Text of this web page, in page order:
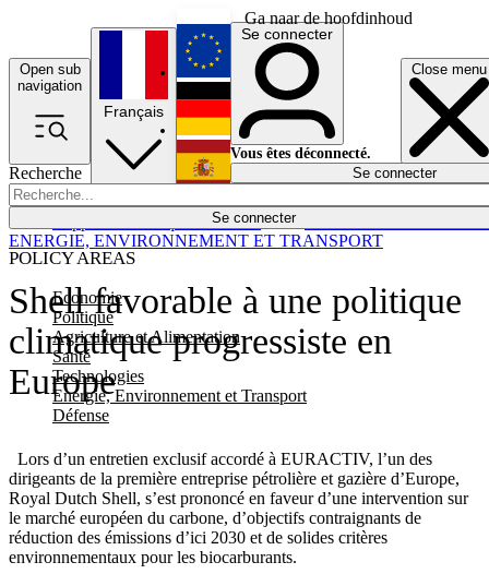
Ga naar de hoofdinhoud
Open sub
navigation
Close menu
Recherche
Se connecter
POLICY AREAS
Economie
Politique
Agriculture et Alimentation
Santé
Technologies
Energie, Environnement et Transport
Défense
Économie
Français
English
Deutsch
Español
Se connecter
Vous êtes déconnecté.
Se connecter
Shell favorable à une politique
climatique progressiste en
Europe
Lors d’un entretien exclusif accordé à EURACTIV, l’un des
dirigeants de la première entreprise pétrolière et gazière d’Europe,
Royal Dutch Shell, s’est prononcé en faveur d’une intervention sur
le marché européen du carbone, d’objectifs contraignants de
réduction des émissions d’ici 2030 et de solides critères
environnementaux pour les biocarburants.
ENERGIE, ENVIRONNEMENT ET TRANSPORT